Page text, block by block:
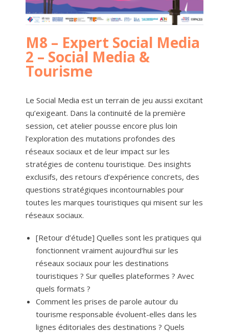
M8 – Expert Social Media
2 – Social Media &
Tourisme
Le Social Media est un terrain de jeu aussi excitant
qu’exigeant. Dans la continuité de la première
session, cet atelier pousse encore plus loin
l’exploration des mutations profondes des
réseaux sociaux et de leur impact sur les
stratégies de contenu touristique. Des insights
exclusifs, des retours d’expérience concrets, des
questions stratégiques incontournables pour
toutes les marques touristiques qui misent sur les
réseaux sociaux.
[Retour d’étude] Quelles sont les pratiques qui
fonctionnent vraiment aujourd’hui sur les
réseaux sociaux pour les destinations
touristiques ? Sur quelles plateformes ? Avec
quels formats ?
Comment les prises de parole autour du
tourisme responsable évoluent-elles dans les
lignes éditoriales des destinations ? Quels